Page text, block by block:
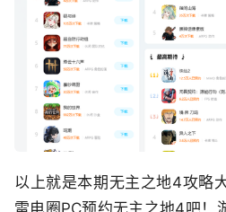
以上就是本期无主之地4攻略